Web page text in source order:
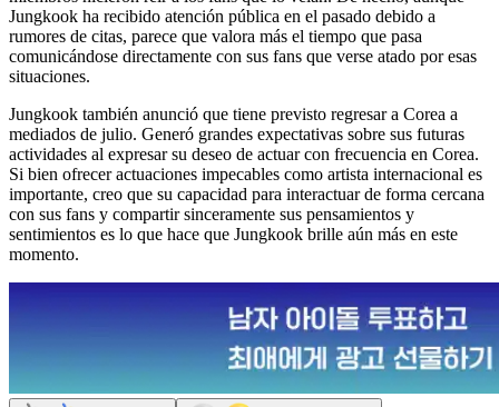
Jungkook ha recibido atención pública en el pasado debido a
rumores de citas, parece que valora más el tiempo que pasa
comunicándose directamente con sus fans que verse atado por esas
situaciones.
Jungkook también anunció que tiene previsto regresar a Corea a
mediados de julio. Generó grandes expectativas sobre sus futuras
actividades al expresar su deseo de actuar con frecuencia en Corea.
Si bien ofrecer actuaciones impecables como artista internacional es
importante, creo que su capacidad para interactuar de forma cercana
con sus fans y compartir sinceramente sus pensamientos y
sentimientos es lo que hace que Jungkook brille aún más en este
momento.